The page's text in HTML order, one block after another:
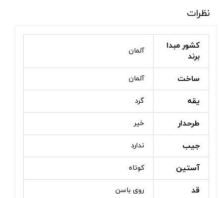
نظرات
کشور مبدا
برند
آلمان
ساخت آلمان
یقه گرد
طرحدار خیر
جیب ندارد
آستین کوتاه
قد روی باسن